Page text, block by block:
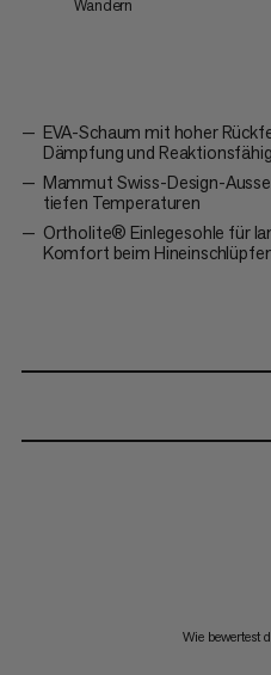
Wandern
EVA-Schaum mit hoher
Dämpfung und
Mammut Swiss-Design-
tiefen Temperaturen
Ortholite® Einlegesohle für
Komfort beim
Wie bewertest